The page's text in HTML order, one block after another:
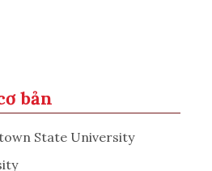
bản
State University